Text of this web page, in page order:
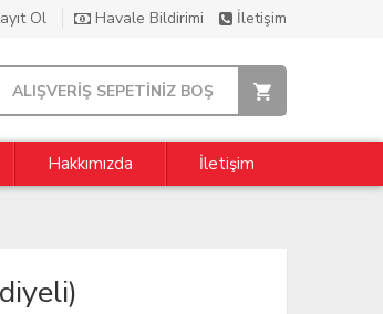
Ol Havale Bildirimi İletişim
ALIŞVERİŞ SEPETİNİZ BOŞ
Hakkımızda İletişim